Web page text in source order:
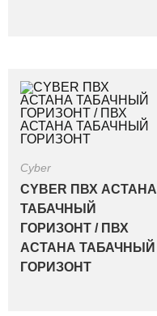
Cyber
CYBER ПВХ АСТАНА
ТАБАЧНЫЙ
ГОРИЗОНТ / ПВХ
АСТАНА ТАБАЧНЫЙ
ГОРИЗОНТ